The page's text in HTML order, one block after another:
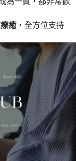
癒 ，全方位支持